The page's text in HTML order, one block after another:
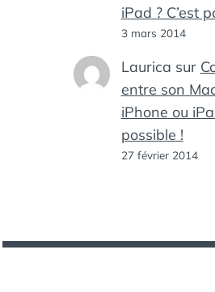
iPad ? C’est
3 mars 2014
Laurica sur
entre son
iPhone ou
possible !
27 février 2014